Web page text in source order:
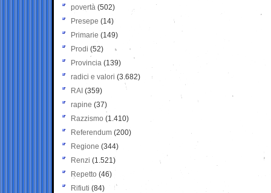
povertà (502)
Presepe (14)
Primarie (149)
Prodi (52)
Provincia (139)
radici e valori (3.682)
RAI (359)
rapine (37)
Razzismo (1.410)
Referendum (200)
Regione (344)
Renzi (1.521)
Repetto (46)
Rifiuti (84)